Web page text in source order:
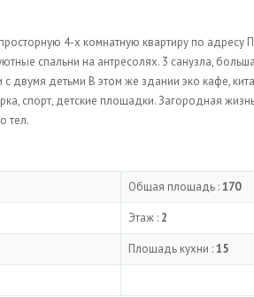
4-х комнатную квартиру по
спальни на антресолях. 3 санузла,
двумя детьми В этом же здании эко кафе,
спорт, детские площадки. Загородная
тел.
Общая площадь :170
Этаж : 2
Площадь кухни :15